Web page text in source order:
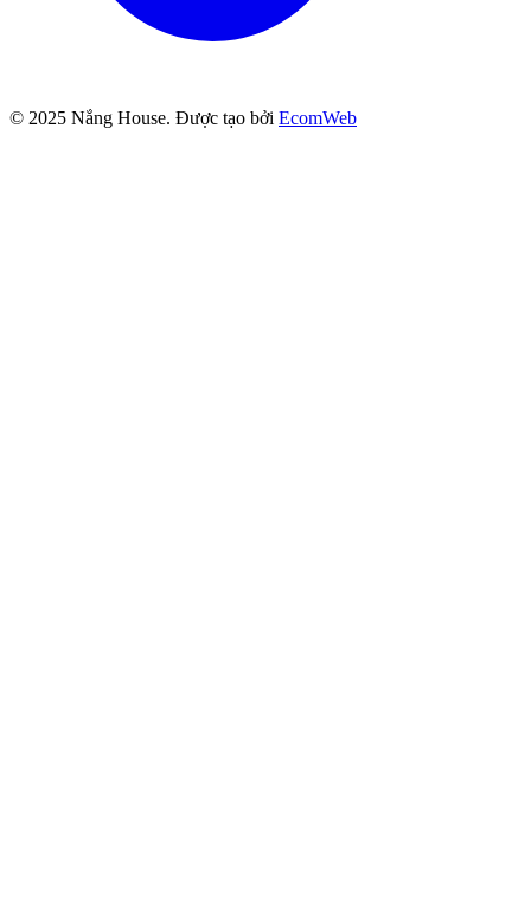
© 2025 Nắng House. Được tạo bởi EcomWeb